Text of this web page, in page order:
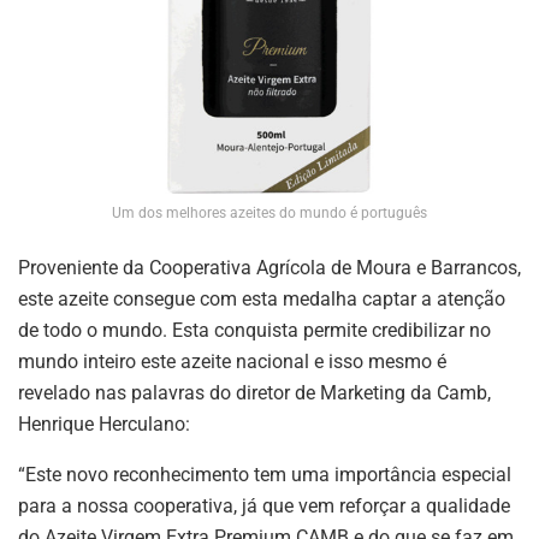
Um dos melhores azeites do mundo é português
Proveniente da Cooperativa Agrícola de Moura e Barrancos,
este azeite consegue com esta medalha captar a atenção
de todo o mundo. Esta conquista permite credibilizar no
mundo inteiro este azeite nacional e isso mesmo é
revelado nas palavras do diretor de Marketing da Camb,
Henrique Herculano:
“Este novo reconhecimento tem uma importância especial
para a nossa cooperativa, já que vem reforçar a qualidade